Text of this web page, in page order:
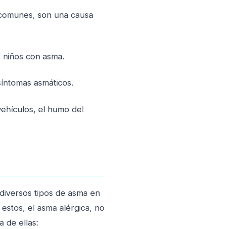
son una causa
con asma.
asmáticos.
el humo del
tipos de asma en
el asma alérgica, no
de ellas: